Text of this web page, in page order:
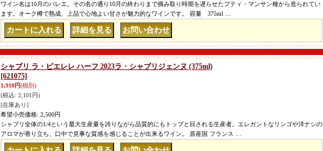
ワイン名は10月のバレエ。その名の通り10月の終わりまで摘み取り時期を遅らせたプティ・マンサン種から造られてい
ます。オーク樽で熟成、上品で心地よい甘さが魅力的なワインです。 容量 375ml …
シャブリ ラ・ピエレレ ハーフ 2023ラ・シャブリジェンヌ (375ml)
[621075]
1,910円(税別)
(税込: 2,101円)
[在庫あり]
希望小売価格: 2,500円
シャブリ全体の1/4という最大生産量を誇りながら品質的にもトップと目される生産者。エレガントなリンゴや洋ナシの
アロマが香り立ち、口中で見事な質感を感じることが出来るワイン。 原産国 フランス …